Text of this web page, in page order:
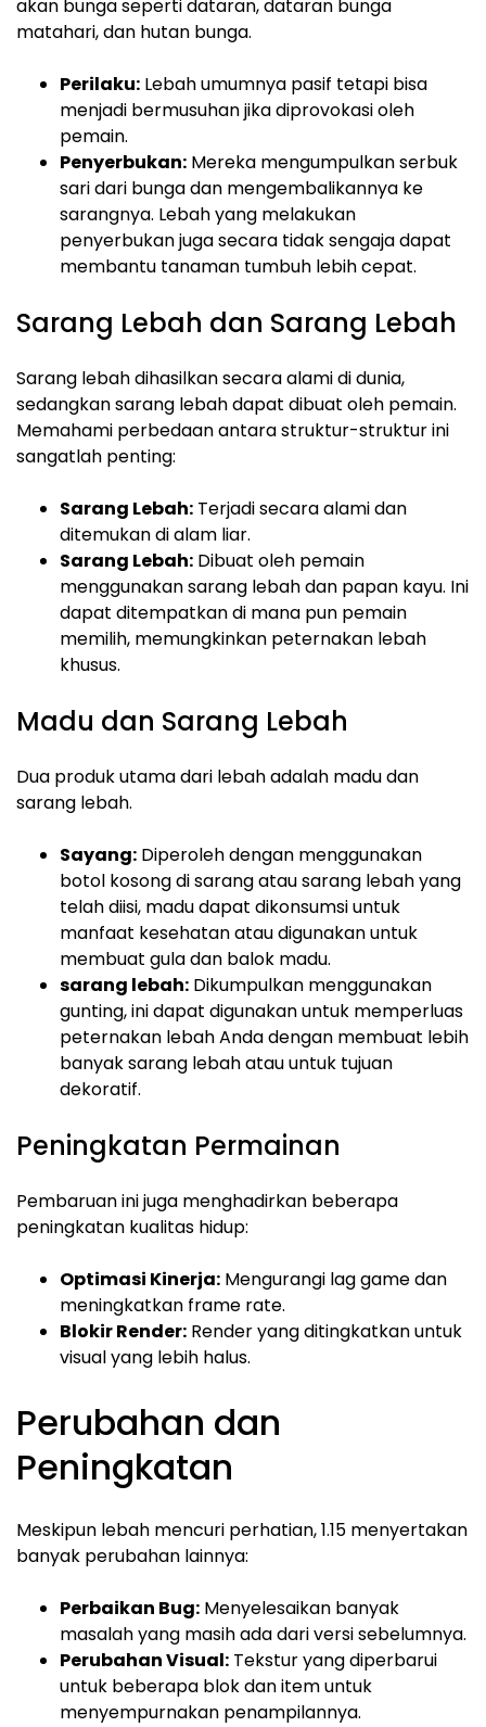
akan bunga seperti dataran, dataran bunga
matahari, dan hutan bunga.
Perilaku: Lebah umumnya pasif tetapi bisa
menjadi bermusuhan jika diprovokasi oleh
pemain.
Penyerbukan: Mereka mengumpulkan serbuk
sari dari bunga dan mengembalikannya ke
sarangnya. Lebah yang melakukan
penyerbukan juga secara tidak sengaja dapat
membantu tanaman tumbuh lebih cepat.
Sarang Lebah dan Sarang Lebah
Sarang lebah dihasilkan secara alami di dunia,
sedangkan sarang lebah dapat dibuat oleh pemain.
Memahami perbedaan antara struktur-struktur ini
sangatlah penting:
Sarang Lebah: Terjadi secara alami dan
ditemukan di alam liar.
Sarang Lebah: Dibuat oleh pemain
menggunakan sarang lebah dan papan kayu. Ini
dapat ditempatkan di mana pun pemain
memilih, memungkinkan peternakan lebah
khusus.
Madu dan Sarang Lebah
Dua produk utama dari lebah adalah madu dan
sarang lebah.
Sayang: Diperoleh dengan menggunakan
botol kosong di sarang atau sarang lebah yang
telah diisi, madu dapat dikonsumsi untuk
manfaat kesehatan atau digunakan untuk
membuat gula dan balok madu.
sarang lebah: Dikumpulkan menggunakan
gunting, ini dapat digunakan untuk memperluas
peternakan lebah Anda dengan membuat lebih
banyak sarang lebah atau untuk tujuan
dekoratif.
Peningkatan Permainan
Pembaruan ini juga menghadirkan beberapa
peningkatan kualitas hidup:
Optimasi Kinerja: Mengurangi lag game dan
meningkatkan frame rate.
Blokir Render: Render yang ditingkatkan untuk
visual yang lebih halus.
Perubahan dan
Peningkatan
Meskipun lebah mencuri perhatian, 1.15 menyertakan
banyak perubahan lainnya:
Perbaikan Bug: Menyelesaikan banyak
masalah yang masih ada dari versi sebelumnya.
Perubahan Visual: Tekstur yang diperbarui
untuk beberapa blok dan item untuk
menyempurnakan penampilannya.